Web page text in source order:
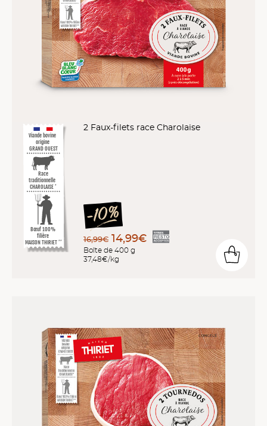
Viande bovine
origine
GRAND OUEST
Bœuf 100%
filière
MAISON THIRIET **
Race
traditionnelle
CHAROLAISE *
2 Faux-filets race Charolaise
16,99€ 14,99€
Boîte de 400 g
37,48€/kg